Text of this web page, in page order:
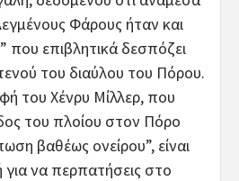
Φάρους ήταν και
που επιβλητικά δεσπόζει
του διαύλου του Πόρου.
του Χένρυ Μίλλερ, που
του πλοίου στον Πόρο
βαθέως ονείρου”, είναι
για να περπατήσεις στο